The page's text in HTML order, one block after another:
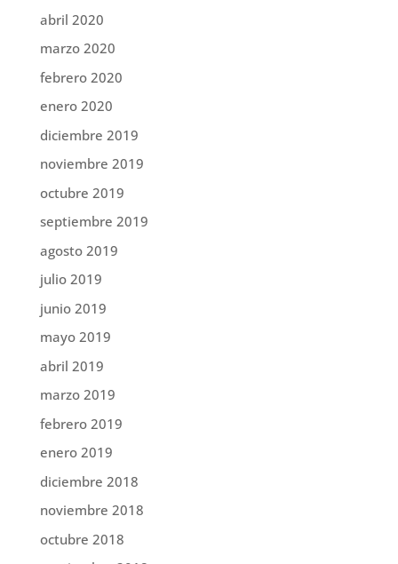
abril 2020
marzo 2020
febrero 2020
enero 2020
diciembre 2019
noviembre 2019
octubre 2019
septiembre 2019
agosto 2019
julio 2019
junio 2019
mayo 2019
abril 2019
marzo 2019
febrero 2019
enero 2019
diciembre 2018
noviembre 2018
octubre 2018